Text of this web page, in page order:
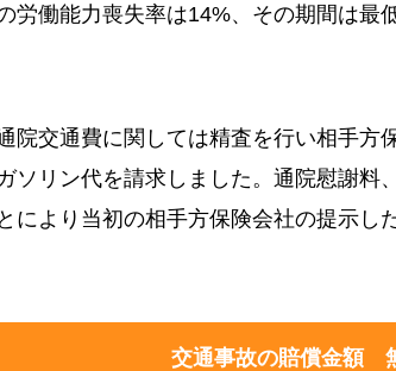
労働能力喪失率は14%、その期間は最
院交通費に関しては精査を行い相手方
ソリン代を請求しました。通院慰謝料
により当初の相手方保険会社の提示し
交通事故の賠償金額